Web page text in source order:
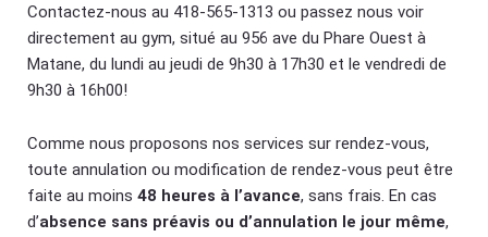
Contactez-nous au 418-565-1313 ou passez nous voir
directement au gym, situé au 956 ave du Phare Ouest à
Matane, du lundi au jeudi de 9h30 à 17h30 et le vendredi de
9h30 à 16h00!
Comme nous proposons nos services sur rendez-vous,
toute annulation ou modification de rendez-vous peut être
faite au moins 48 heures à l’avance, sans frais. En cas
d’absence sans préavis ou d’annulation le jour même,